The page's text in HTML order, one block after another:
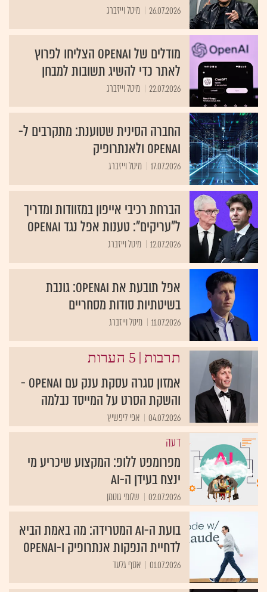
26.07.2026 מיטל וייזברג
מודלים של OpenAI הצליחו לפרוץ
לאתר כדי להשיג תשובות למבחן
22.07.2026 מיטל וייזברג
החברה הסינית שטוענת: מתקרבים ל-
OpenAI ולאנתרופיק
17.07.2026 מיטל וייזברג
הברחת רכיבי אייפון במזוודות ומדריך
ל"עריקים": טענות אפל נגד OpenAI
12.07.2026 מיטל וייזברג
אפל תובעת את OpenAI: גונבת
בשיטתיות סודות מסחריים
11.07.2026 מיטל וייזברג
תרבות | 5 הערות
אמזון סגרה עסקת ענק עם openAI -
והשקת הסרט על המייסד נבלמה
04.07.2026 אפי ליפשיץ
דעה
מפרומפט ללופ: המקצוע שיכריע מי
ינצח בעידן ה-AI
02.07.2026 שלומי גוטמן
בועת ה-AI המטרידה: מה באמת הביא
לדחיית הנפקות אנתרופיק ו-OpenAI
01.07.2026 אסף גלעד